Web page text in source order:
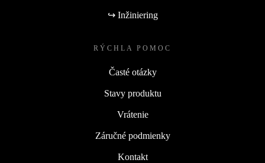
↪ Inžiniering
RÝCHLA POMOC
Časté otázky
Stavy produktu
Vrátenie
Záručné podmienky
Kontakt